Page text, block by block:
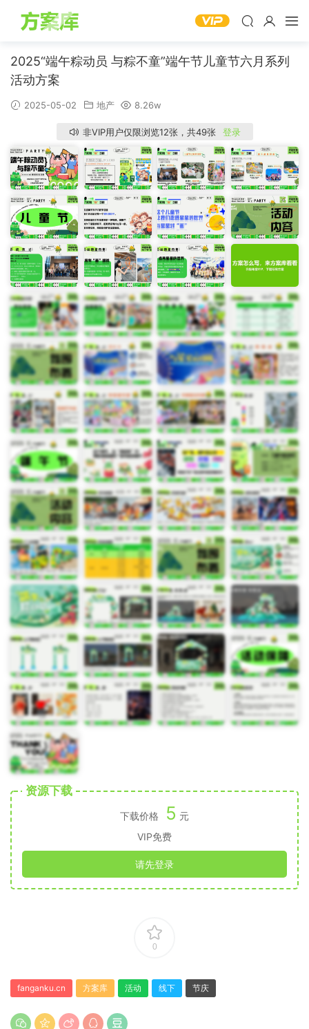
2025“端午粽动员 与粽不童”端午节儿童节六月系列
活动方案
2025-05-02 地产 8.26w
非VIP用户仅限浏览12张，共49张 登录
资源下载
下载价格 5 元
VIP免费
请先登录
0
fanganku.cn 方案库 活动 线下 节庆